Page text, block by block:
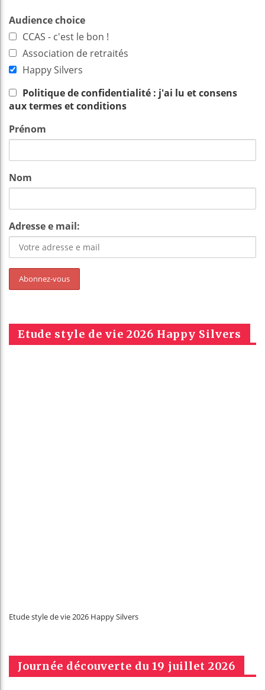
Audience choice
CCAS - c'est le bon !
Association de retraités
Happy Silvers
Politique de confidentialité : j'ai lu et consens
aux termes et conditions
Prénom
Nom
Adresse e mail:
Etude style de vie 2026 Happy Silvers
Etude style de vie 2026 Happy Silvers
Journée découverte du 19 juillet 2026